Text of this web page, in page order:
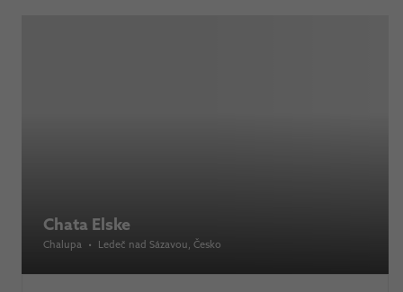
Chata Elske
Chalupa • Ledeč nad Sázavou , Česko